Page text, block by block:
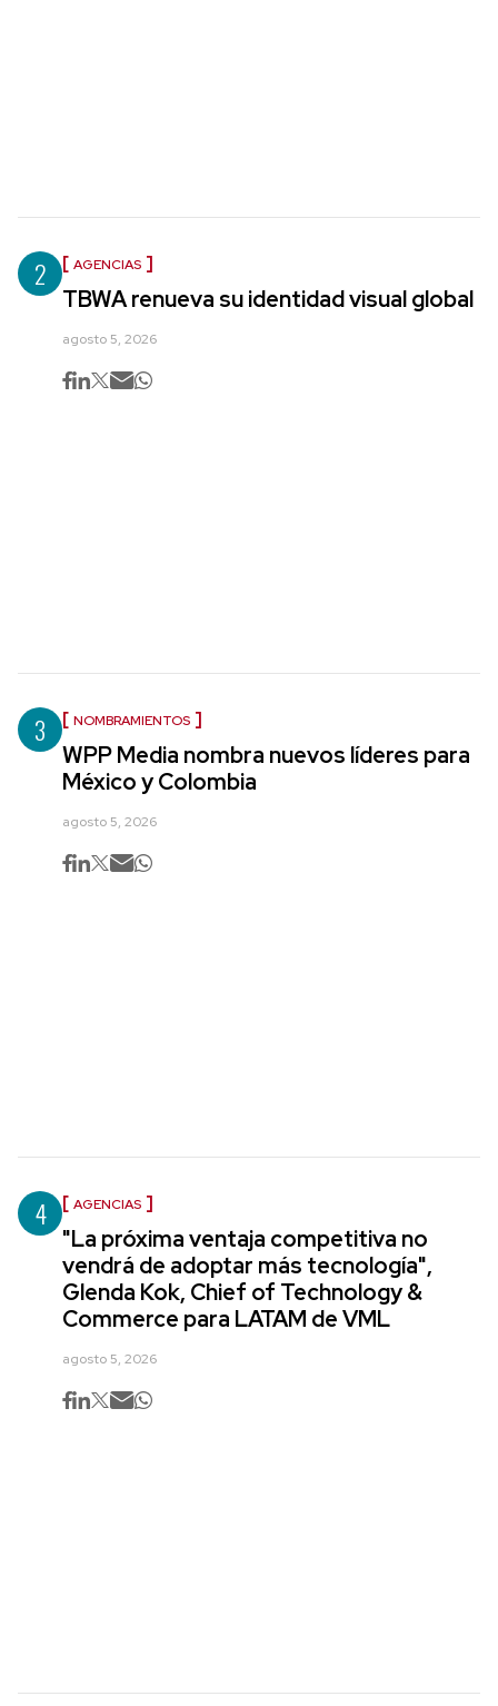
2 AGENCIAS
TBWA renueva su identidad visual global
agosto 5, 2026
3 NOMBRAMIENTOS
WPP Media nombra nuevos líderes para
México y Colombia
agosto 5, 2026
4 AGENCIAS
"La próxima ventaja competitiva no
vendrá de adoptar más tecnología",
Glenda Kok, Chief of Technology &
Commerce para LATAM de VML
agosto 5, 2026